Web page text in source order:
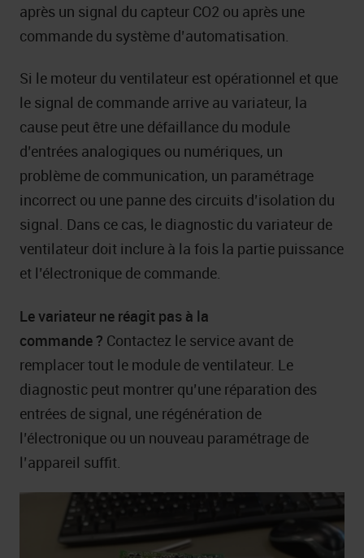
après un signal du capteur CO2 ou après une
commande du système d’automatisation.
Si le moteur du ventilateur est opérationnel et que
le signal de commande arrive au variateur, la
cause peut être une défaillance du module
d’entrées analogiques ou numériques, un
problème de communication, un paramétrage
incorrect ou une panne des circuits d’isolation du
signal. Dans ce cas, le diagnostic du variateur de
ventilateur doit inclure à la fois la partie puissance
et l’électronique de commande.
Le variateur ne réagit pas à la
commande ? Contactez le service avant de
remplacer tout le module de ventilateur. Le
diagnostic peut montrer qu’une réparation des
entrées de signal, une régénération de
l’électronique ou un nouveau paramétrage de
l’appareil suffit.